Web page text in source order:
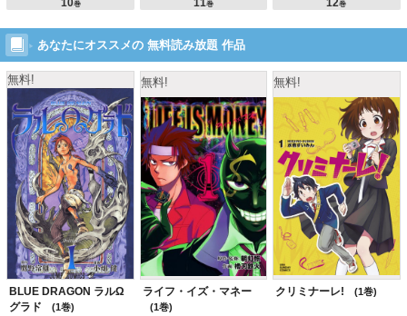
10巻 11巻 12巻
あなたにオススメの 無料読み放題 作品
無料!
BLUE DRAGON ラルΩ
グラド
1
無料!
ライフ・イズ・マネー
1
無料!
クリミナーレ! 1